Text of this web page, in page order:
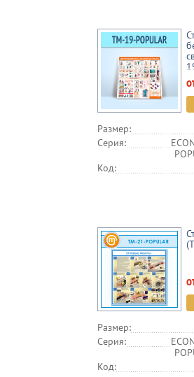
Размер:
Серия:
Код:
Размер:
Серия:
Код: